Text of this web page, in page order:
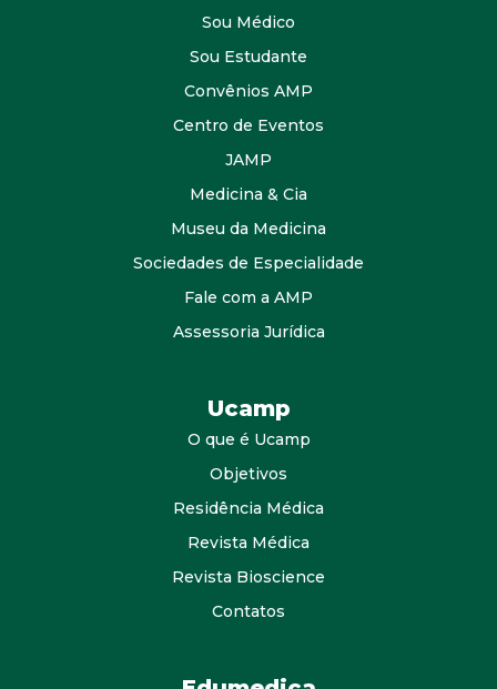
Sou Médico
Sou Estudante
Convênios AMP
Centro de Eventos
JAMP
Medicina & Cia
Museu da Medicina
Sociedades de Especialidade
Fale com a AMP
Assessoria Jurídica
Ucamp
O que é Ucamp
Objetivos
Residência Médica
Revista Médica
Revista Bioscience
Contatos